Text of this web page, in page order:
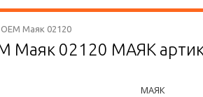
Маяк 02120
Маяк 02120 МАЯК
МАЯК